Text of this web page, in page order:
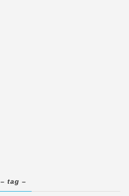
– tag –